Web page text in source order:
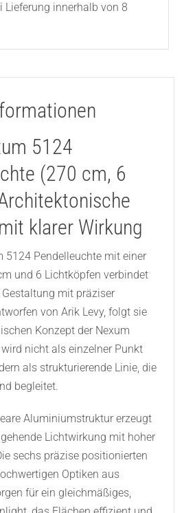
Lieferung innerhalb von 8
5124
(270 cm, 6
klarer Wirkung
5124 Pendelleuchte mit einer
und 6 Lichtköpfen verbindet
mit präziser
von Arik Levy, folgt sie
Konzept der Nexum
nicht als einzelner Punkt
als strukturierende Linie, die
begleitet.
Aluminiumstruktur erzeugt
Lichtwirkung mit hoher
sechs präzise positionierten
Optiken aus
für ein gleichmäßiges,